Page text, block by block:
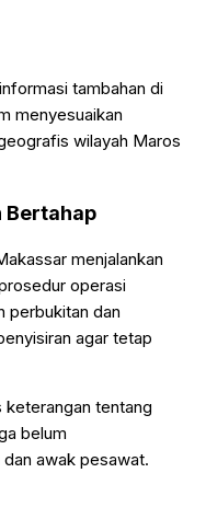
tambahan di
menyesuaikan
wilayah Maros
Bertahap
menjalankan
operasi
perbukitan dan
agar tetap
keterangan tentang
belum
awak pesawat.